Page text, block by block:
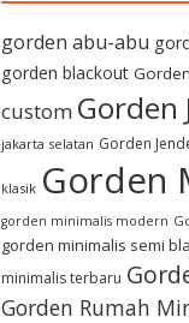
gorden abu-abu
gorden blackout
custom Gorden
jakarta selatan Gorden
klasik Gorden
gorden minimalis modern
gorden minimalis semi
minimalis terbaru
Gorden Rumah